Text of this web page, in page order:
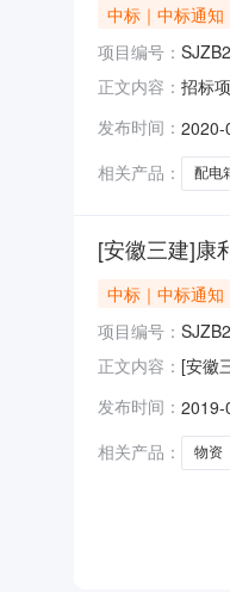
中标｜中标通知
项目编号：
正文内容： 招标
发布时间： 2020-
相关产品：
配电
[安徽三建]康
中标｜中标通知
项目编号：
正文内容： [安徽
在公
发布时间： 2019-
相关产品：
物资